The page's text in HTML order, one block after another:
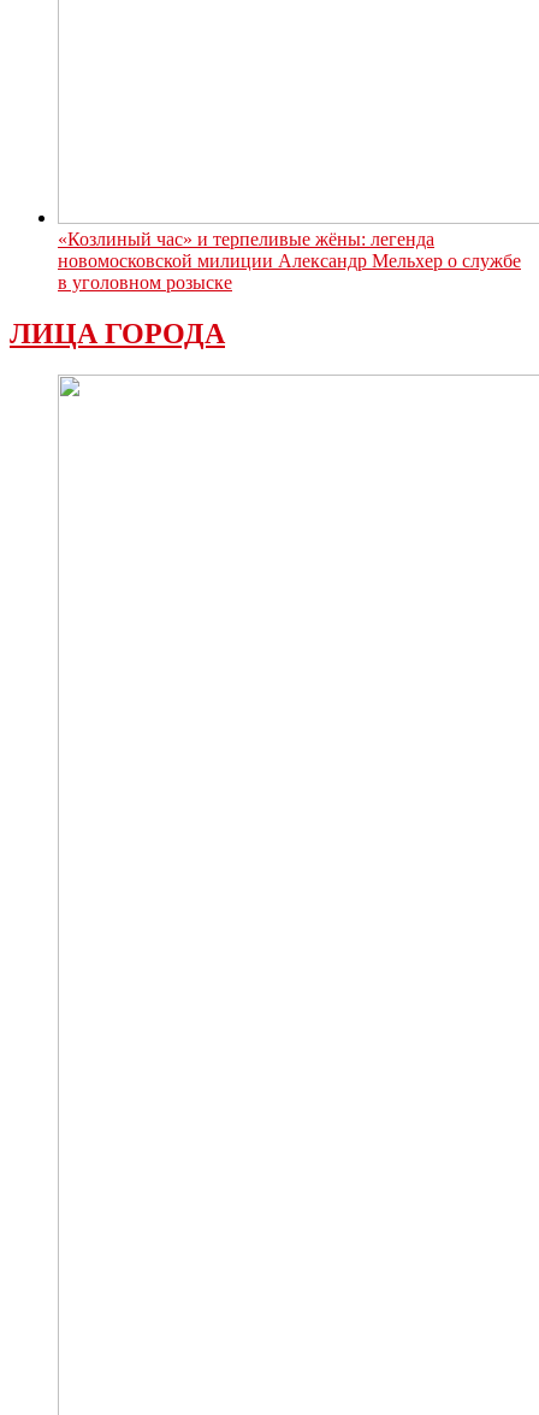
«Козлиный час» и терпеливые жёны: легенда
новомосковской милиции Александр Мельхер о службе
в уголовном розыске
ЛИЦА ГОРОДА